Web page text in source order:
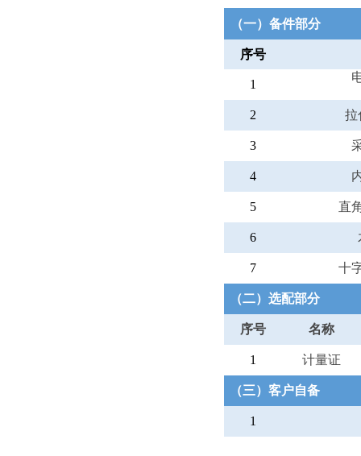
（一）备件部分
序号
1
2 拉
3
4
5 直
6
7 十
（二）选配部分
序号 名称
1 计量证
（三）客户自备
1